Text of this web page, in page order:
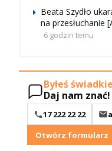
Beata Szydło
na przesłuchanie
6 godzin temu
Byłeś
Daj nam znać!
17 222 22 22
Otwórz formularz